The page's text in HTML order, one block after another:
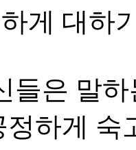
게 대하
들은 말
정하게 숙